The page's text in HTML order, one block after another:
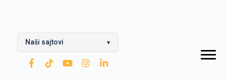
Naši sajtovi ▾
OPTIMA Grupa